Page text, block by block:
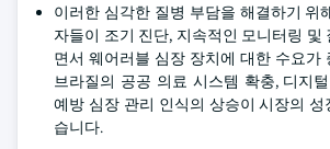
이러한 심각한 질병 부담을 해결하기 위
자들이 조기 진단, 지속적인 모니터링 및
면서 웨어러블 심장 장치에 대한 수요가
브라질의 공공 의료 시스템 확충, 디지
예방 심장 관리 인식의 상승이 시장의 성
습니다.